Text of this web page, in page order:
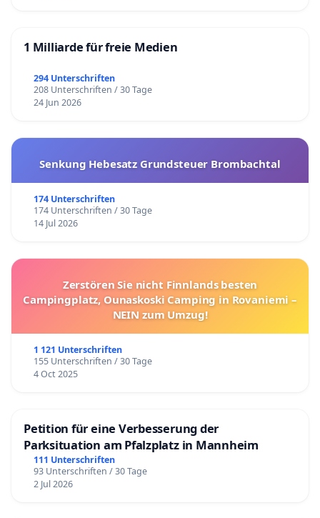
1 Milliarde für freie Medien
294 Unterschriften
208 Unterschriften / 30 Tage
24 Jun 2026
Senkung Hebesatz Grundsteuer Brombachtal
174 Unterschriften
174 Unterschriften / 30 Tage
14 Jul 2026
Zerstören Sie nicht Finnlands besten
Campingplatz, Ounaskoski Camping in Rovaniemi –
NEIN zum Umzug!
1 121 Unterschriften
155 Unterschriften / 30 Tage
4 Oct 2025
Petition für eine Verbesserung der
Parksituation am Pfalzplatz in Mannheim
111 Unterschriften
93 Unterschriften / 30 Tage
2 Jul 2026